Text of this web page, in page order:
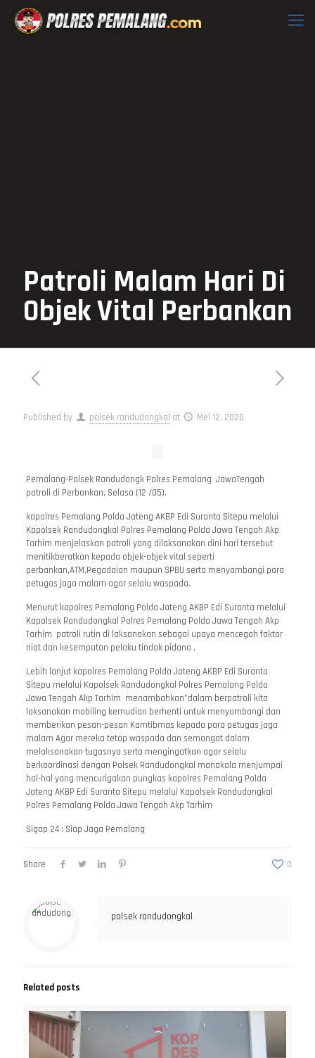
Patroli Malam Hari Di
Objek Vital Perbankan
Published by polsek randudongkal at Mei 12, 2020
Pemalang-Polsek Randudongk Polres Pemalang JawaTengah
patroli di Perbankan, Selasa (12 /05).
kapolres Pemalang Polda Jateng AKBP Edi Suranta Sitepu melalui
Kapolsek Randudongkal Polres Pemalang Polda Jawa Tengah Akp
Tarhim menjelaskan patroli yang dilaksanakan dini hari tersebut
menitikberatkan kepada objek-objek vital seperti
perbankan,ATM,Pegadaian maupun SPBU serta menyambangi para
petugas jaga malam agar selalu waspada.
Menurut kapolres Pemalang Polda Jateng AKBP Edi Suranta melalui
Kapolsek Randudongkal Polres Pemalang Polda Jawa Tengah Akp
Tarhim patroli rutin di laksanakan sebagai upaya mencegah faktor
niat dan kesempatan pelaku tindak pidana .
Lebih lanjut kapolres Pemalang Polda Jateng AKBP Edi Suranta
Sitepu melalui Kapolsek Randudongkal Polres Pemalang Polda
Jawa Tengah Akp Tarhim menambahkan”dalam berpatroli kita
laksanakan mobiling kemudian berhenti untuk menyambangi dan
memberikan pesan-pesan Kamtibmas kepada para petugas jaga
malam Agar mereka tetap waspada dan semangat dalam
melaksanakan tugasnya serta mengingatkan agar selalu
berkoordinasi dengan Polsek Randudongkal manakala menjumpai
hal-hal yang mencurigakan pungkas kapolres Pemalang Polda
Jateng AKBP Edi Suranta Sitepu melalui Kapolsek Randudongkal
Polres Pemalang Polda Jawa Tengah Akp Tarhim
Sigap 24 : Siap Jaga Pemalang
Share 0
polsek randudongkal
Related posts